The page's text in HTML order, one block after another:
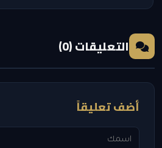
التعليقات (0)
أضف تعليقاً